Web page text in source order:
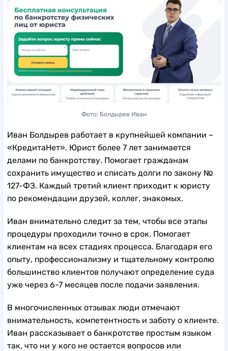
Фото: Болдырев Иван
Иван Болдырев работает в крупнейшей компании –
«КредитаНет». Юрист более 7 лет занимается
делами по банкротству. Помогает гражданам
сохранить имущество и списать долги по закону №
127-ФЗ. Каждый третий клиент приходит к юристу
по рекомендации друзей, коллег, знакомых.
Иван внимательно следит за тем, чтобы все этапы
процедуры проходили точно в срок. Помогает
клиентам на всех стадиях процесса. Благодаря его
опыту, профессионализму и тщательному контролю
большинство клиентов получают определение суда
уже через 6-7 месяцев после подачи заявления.
В многочисленных отзывах люди отмечают
внимательность, компетентность и заботу о клиенте.
Иван рассказывает о банкротстве простым языком
так, что ни у кого не остается вопросов или